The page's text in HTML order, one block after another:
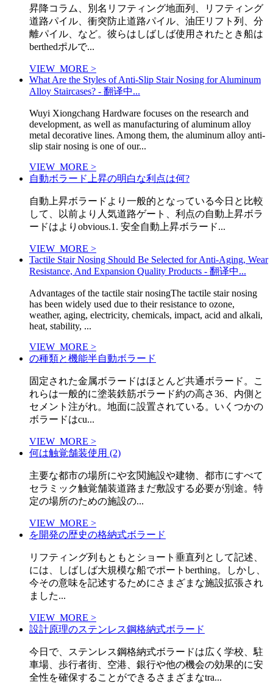
昇降コラム、別名リフティング地面列、リフティング
道路パイル、衝突防止道路パイル、油圧リフト列、分
離パイル、など。彼らはしばしば使用されたとき船は
berthedポルで...
VIEW_MORE >
What Are the Styles of Anti-Slip Stair Nosing for Aluminum
Alloy Staircases? - 翻译中...
Wuyi Xiongchang Hardware focuses on the research and
development, as well as manufacturing of aluminum alloy
metal decorative lines. Among them, the aluminum alloy anti-
slip stair nosing is one of our...
VIEW_MORE >
自動ボラード上昇の明白な利点は何?
自動上昇ボラードより一般的となっている今日と比較
して、以前より人気道路ゲート、利点の自動上昇ボラ
ードはよりobvious.1. 安全自動上昇ボラード...
VIEW_MORE >
Tactile Stair Nosing Should Be Selected for Anti-Aging, Wear
Resistance, And Expansion Quality Products - 翻译中...
Advantages of the tactile stair nosingThe tactile stair nosing
has been widely used due to their resistance to ozone,
weather, aging, electricity, chemicals, impact, acid and alkali,
heat, stability, ...
VIEW_MORE >
の種類と機能半自動ボラード
固定された金属ボラードはほとんど共通ボラード。こ
れらは一般的に塗装鉄筋ボラード約の高さ36、内側と
セメント注がれ。地面に設置されている。いくつかの
ボラードはcu...
VIEW_MORE >
何は触覚舗装使用 (2)
主要な都市の場所にや玄関施設や建物、都市にすべて
セラミック触覚舗装道路まだ敷設する必要が別途。特
定の場所のための施設の...
VIEW_MORE >
を開発の歴史の格納式ボラード
リフティング列もともとショート垂直列として記述、
には、しばしば大規模な船でポートberthing。しかし、
今その意味を記述するためにさまざまな施設拡張され
ました...
VIEW_MORE >
設計原理のステンレス鋼格納式ボラード
今日で、ステンレス鋼格納式ボラードは広く学校、駐
車場、歩行者街、空港、銀行や他の機会の効果的に安
全性を確保することができるさまざまなtra...